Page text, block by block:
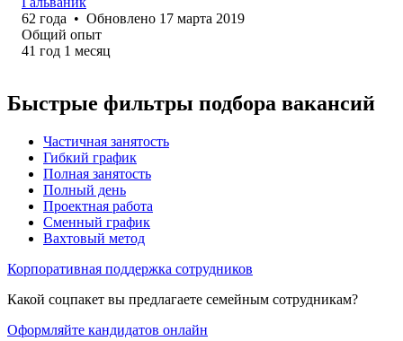
62 года • Обновлено 17 марта 2019
Общий опыт
41 год 1 месяц
Быстрые фильтры подбора вакансий
Частичная занятость
Гибкий график
Полная занятость
Полный день
Проектная работа
Сменный график
Вахтовый метод
Корпоративная поддержка сотрудников
Какой соцпакет вы предлагаете семейным сотрудникам?
Оформляйте кандидатов онлайн